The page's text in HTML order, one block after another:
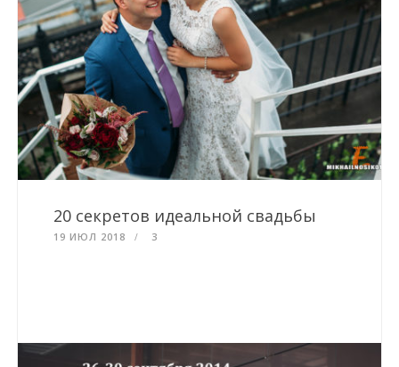
20 секретов идеальной свадьбы
19 ИЮЛ 2018 3